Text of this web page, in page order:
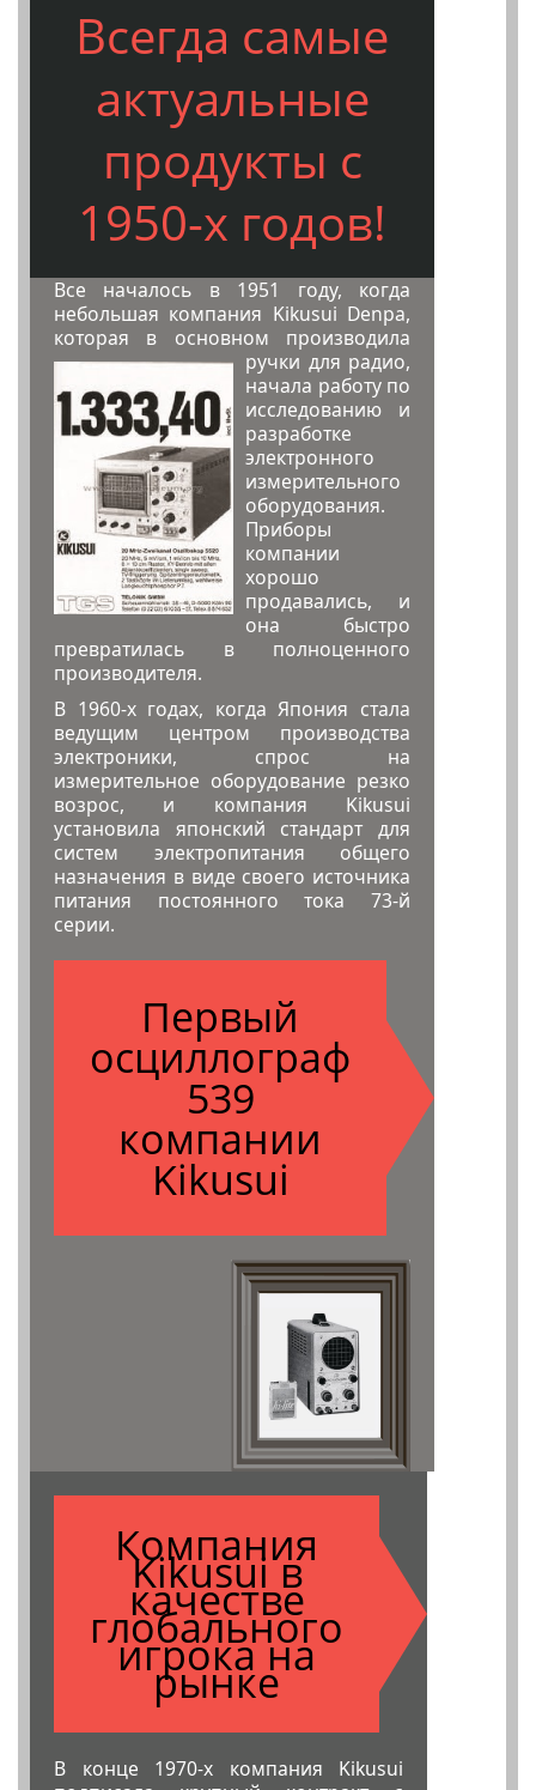
Всегда самые
актуальные
продукты с
1950-х годов!
Все началось в 1951 году, когда
небольшая компания Kikusui Denpa,
которая в основном производила
ручки для радио,
начала работу по
исследованию и
разработке
электронного
измерительного
оборудования.
Приборы
компании
хорошо
продавались, и
она быстро
превратилась в полноценного
производителя.
В 1960-х годах, когда Япония стала
ведущим центром производства
электроники, спрос на
измерительное оборудование резко
возрос, и компания Kikusui
установила японский стандарт для
систем электропитания общего
назначения в виде своего источника
питания постоянного тока 73-й
серии.
Первый
осциллограф
539
компании
Kikusui
Компания
Kikusui в
качестве
глобального
игрока на
рынке
В конце 1970-х компания Kikusui